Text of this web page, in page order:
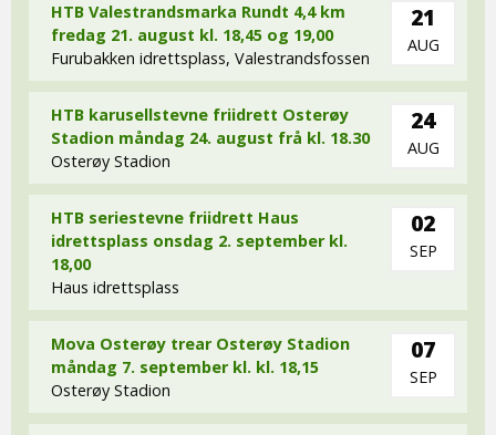
HTB Valestrandsmarka Rundt 4,4 km
fredag 21. august kl. 18,45 og 19,00
Furubakken idrettsplass, Valestrandsfossen
21
AUG
HTB karusellstevne friidrett Osterøy
Stadion måndag 24. august frå kl. 18.30
Osterøy Stadion
24
AUG
HTB seriestevne friidrett Haus
idrettsplass onsdag 2. september kl.
18,00
Haus idrettsplass
02
SEP
Mova Osterøy trear Osterøy Stadion
måndag 7. september kl. kl. 18,15
Osterøy Stadion
07
SEP